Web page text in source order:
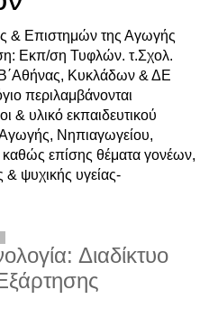
& Επιστημών της Αγωγής
Εκπ/ση Τυφλών. τ.Σχολ.
Κυκλάδων & ΔΕ
περιλαμβάνονται
& υλικό εκπαιδευτικού
Αγωγής, Νηπιαγωγείου,
επίσης θέματα γονέων,
& ψυχικής υγείας-
Διαδίκτυο